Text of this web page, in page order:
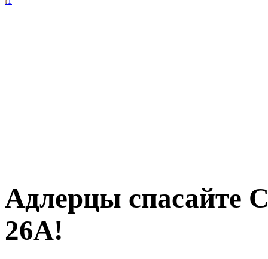
Адлерцы
26А!